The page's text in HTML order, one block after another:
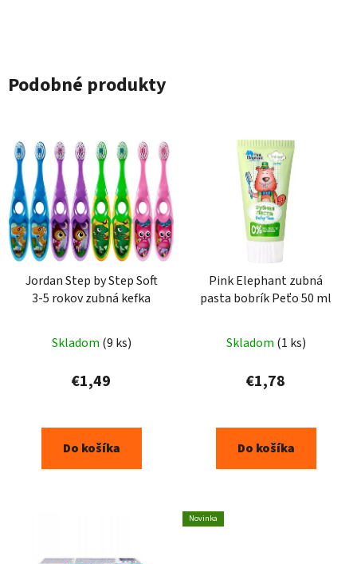
Podobné produkty
Jordan Step by Step Soft
3-5 rokov zubná kefka
Skladom (9 ks)
€1,49
Do košíka
Pink Elephant zubná
pasta bobrík Peťo 50 ml
Skladom (1 ks)
€1,78
Do košíka
Novinka